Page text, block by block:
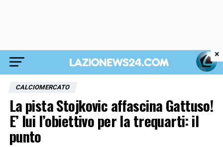
CALCIOMERCATO
La pista Stojkovic affascina Gattuso!
E’ lui l’obiettivo per la trequarti: il
punto
×